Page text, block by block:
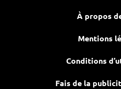
À propos
Mentions
Conditions
Fais de la